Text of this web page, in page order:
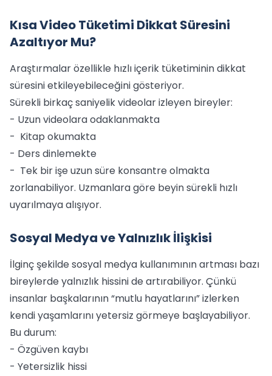
Kısa Video Tüketimi Dikkat Süresini
Azaltıyor Mu?
Araştırmalar özellikle hızlı içerik tüketiminin dikkat
süresini etkileyebileceğini gösteriyor.
Sürekli birkaç saniyelik videolar izleyen bireyler:
- Uzun videolara odaklanmakta
- Kitap okumakta
- Ders dinlemekte
- Tek bir işe uzun süre konsantre olmakta
zorlanabiliyor. Uzmanlara göre beyin sürekli hızlı
uyarılmaya alışıyor.
Sosyal Medya ve Yalnızlık İlişkisi
İlginç şekilde sosyal medya kullanımının artması bazı
bireylerde yalnızlık hissini de artırabiliyor. Çünkü
insanlar başkalarının “mutlu hayatlarını” izlerken
kendi yaşamlarını yetersiz görmeye başlayabiliyor.
Bu durum:
- Özgüven kaybı
- Yetersizlik hissi